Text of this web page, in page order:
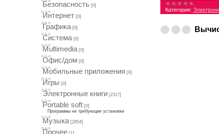
Безопасность [0]
Интернет [0]
Графика [0]
Система [0]
Multimedia [0]
Офис/дом [0]
Мобильные приложения [0]
Игры [0]
Электронные книги [2117]
Portable soft [0]
Программы не требующие установки
Музыка [2854]
Прочее [1]
Категория: